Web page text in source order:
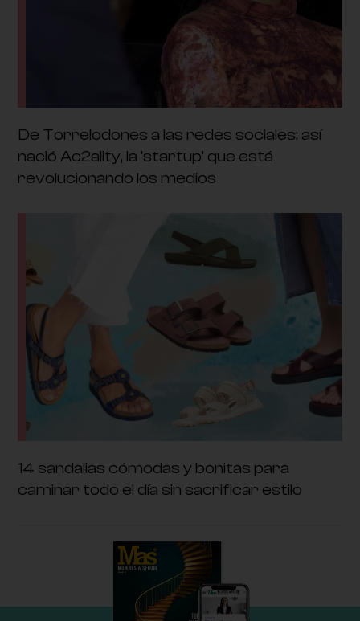
De Torrelodones a las redes sociales: así
nació Ac2ality, la 'startup' que está
revolucionando los medios
14 sandalias cómodas y bonitas para
caminar todo el día sin sacrificar estilo